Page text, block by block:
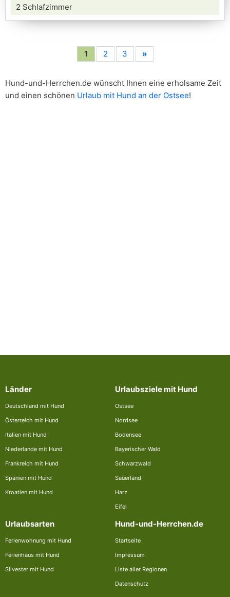
2 Schlafzimmer
1 2 3 »
Hund-und-Herrchen.de wünscht Ihnen eine erholsame Zeit
und einen schönen Urlaub mit Hund an der Ostsee!
Länder
Deutschland mit Hund
Österreich mit Hund
Italien mit Hund
Niederlande mit Hund
Frankreich mit Hund
Spanien mit Hund
Kroatien mit Hund
Urlaubsziele mit Hund
Ostsee
Nordsee
Bodensee
Bayerischer Wald
Schwarzwald
Sauerland
Harz
Eifel
Urlaubsarten
Ferienwohnung mit Hund
Ferienhaus mit Hund
Silvester mit Hund
Hund-und-Herrchen.de
Startseite
Impressum
Liste aller Regionen
Datenschutz